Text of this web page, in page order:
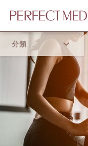
分類
首頁
流行趨勢